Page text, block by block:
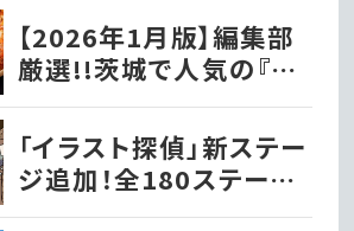
【2026年1月版】編集部
厳選!!茨城で人気の『た
こ焼き屋』
「イラスト探偵」新ステー
ジ追加！全180ステージ・
720問で推理力を試そう